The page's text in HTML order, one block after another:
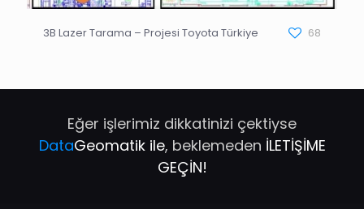
3B Lazer Tarama – Projesi Toyota Türkiye 68
Eğer işlerimiz dikkatinizi çektiyse
DataGeomatik ile, beklemeden İLETİŞİME
GEÇİN!